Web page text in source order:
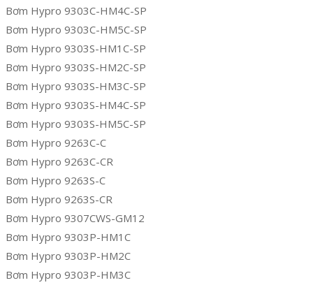
Bơm Hypro 9303C-HM4C-SP
Bơm Hypro 9303C-HM5C-SP
Bơm Hypro 9303S-HM1C-SP
Bơm Hypro 9303S-HM2C-SP
Bơm Hypro 9303S-HM3C-SP
Bơm Hypro 9303S-HM4C-SP
Bơm Hypro 9303S-HM5C-SP
Bơm Hypro 9263C-C
Bơm Hypro 9263C-CR
Bơm Hypro 9263S-C
Bơm Hypro 9263S-CR
Bơm Hypro 9307CWS-GM12
Bơm Hypro 9303P-HM1C
Bơm Hypro 9303P-HM2C
Bơm Hypro 9303P-HM3C